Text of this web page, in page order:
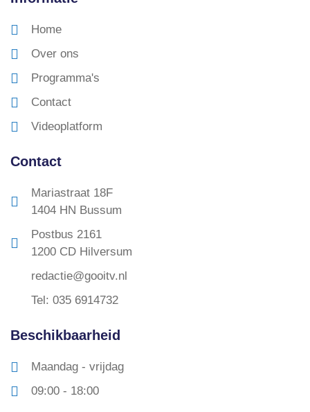
Home
Over ons
Programma's
Contact
Videoplatform
Contact
Mariastraat 18F
1404 HN Bussum
Postbus 2161
1200 CD Hilversum
redactie@gooitv.nl
Tel: 035 6914732
Beschikbaarheid
Maandag - vrijdag
09:00 - 18:00